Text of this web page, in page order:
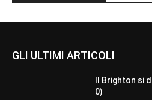
GLI ULTIMI ARTICOLI
Il Brighton si
0)